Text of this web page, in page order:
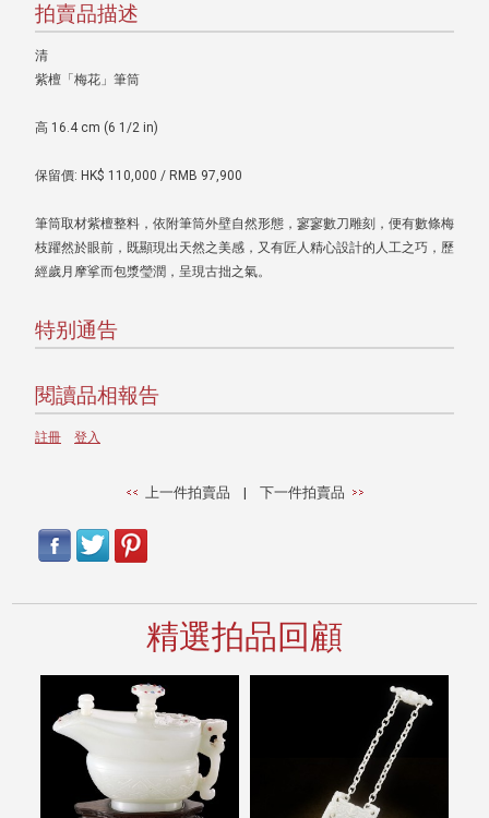
拍賣品描述
清
紫檀「梅花」筆筒
高 16.4 cm (6 1/2 in)
保留價: HK$ 110,000 / RMB 97,900
筆筒取材紫檀整料，依附筆筒外壁自然形態，寥寥數刀雕刻，便有數條梅
枝躍然於眼前，既顯現出天然之美感，又有匠人精心設計的人工之巧，歷
經歲月摩挲而包漿瑩潤，呈現古拙之氣。
特别通告
閱讀品相報告
註冊 登入
上一件拍賣品 | 下一件拍賣品
精選拍品回顧